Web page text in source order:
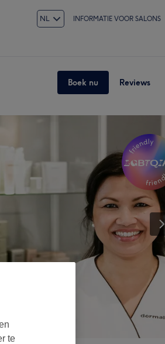
NL INFORMATIE VOOR SALONS
Boek nu Reviews
te